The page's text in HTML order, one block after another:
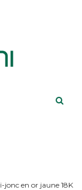
jonc en or jaune 18K